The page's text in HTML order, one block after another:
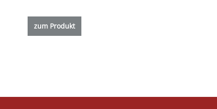
zum Produkt